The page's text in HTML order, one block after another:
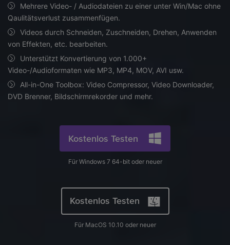
Support
AniSmall-Video Compressor
AniSmall für Desktop
AniSmall für iOS
Video Konverter
Erleben Sie leistungsstarke und
intelligente
Konvertierungsfähigkeiten.
Beliebt
KI-Funktionen
Video/Audio
Handumdrehen komprimieren.
Online Konverter
Video-, Audio- oder Bilddateien
kostenlos online umwandeln.
Beliebt
Video/Audio
Tipps&Tricks
KI Video-Verbesserung
Automatische Verbesserung von
Videos für eine klarere Qualität.
Neu
KI-Porträt
AI
Support
Support Center
Alle nötigen Informationen, um UniConverter zu benutzen.
Tech Specs
Updates von UniConverter
Der umfassende, verlustfreie und sichere Video Converter
mit hoher Geschwindigkeit.
Upgrade auf V17
JETZT KAUFEN
Mehrere Video- / Audiodateien zu einer unter Win/Mac ohne
Qaulitätsverlust zusammenfügen.
Videos durch Schneiden, Zuschneiden, Drehen, Anwenden
von Effekten, etc. bearbeiten.
Unterstützt Konvertierung von 1.000+
Video-/Audioformaten wie MP3, MP4, MOV, AVI usw.
All-in-One Toolbox: Video Compressor, Video Downloader,
DVD Brenner, Bildschirmrekorder und mehr.
Kostenlos Testen
Für Windows 7 64-bit oder neuer
Kostenlos Testen
Für MacOS 10.10 oder neuer